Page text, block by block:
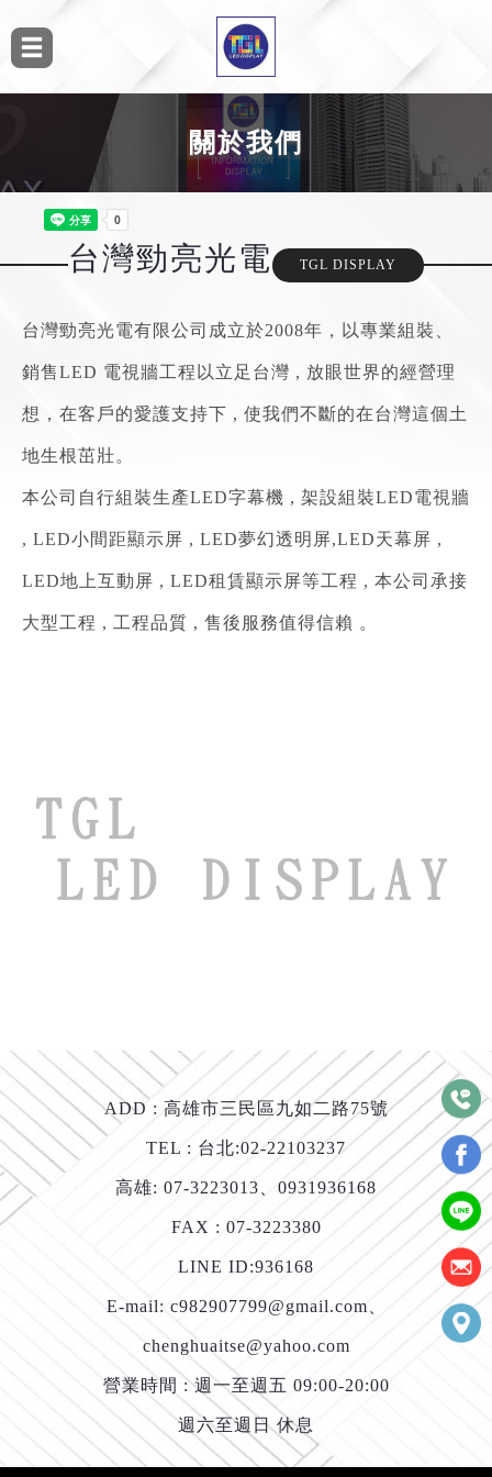
關於我們
台灣勁亮光電 TGL DISPLAY
台灣勁亮光電有限公司成立於2008年，以專業組裝、
銷售LED 電視牆工程以立足台灣 , 放眼世界的經營理
想，在客戶的愛護支持下 , 使我們不斷的在台灣這個土
地生根茁壯。
本公司自行組裝生產LED字幕機 , 架設組裝LED電視牆
, LED小間距顯示屏 , LED夢幻透明屏,LED天幕屏 ,
LED地上互動屏 , LED租賃顯示屏等工程 , 本公司承接
大型工程 , 工程品質 , 售後服務值得信賴 。
ADD : 高雄市三民區九如二路75號
TEL : 台北:02-22103237
高雄: 07-3223013、 0931936168
FAX : 07-3223380
LINE ID:936168
E-mail: c982907799@gmail.com、
chenghuaitse@yahoo.com
營業時間 : 週一至週五 09:00-20:00
週六至週日 休息